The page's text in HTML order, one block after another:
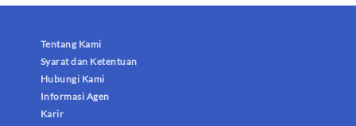
Tentang Kami
Syarat dan Ketentuan
Hubungi Kami
Informasi Agen
Karir